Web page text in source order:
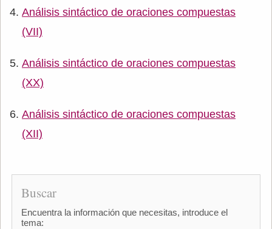
Análisis sintáctico de oraciones compuestas
(VII)
Análisis sintáctico de oraciones compuestas
(XX)
Análisis sintáctico de oraciones compuestas
(XII)
Buscar
Encuentra la información que necesitas, introduce el
tema: